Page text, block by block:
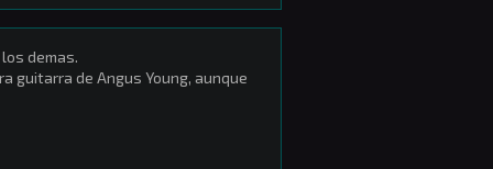
demas.
guitarra de Angus Young, aunque